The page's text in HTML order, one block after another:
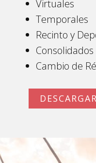
Virtuales
Temporales
Recinto y
Consolidados
Cambio de